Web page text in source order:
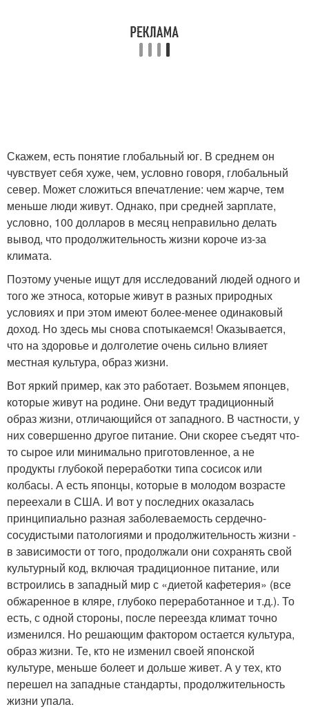
Скажем, есть понятие глобальный юг. В среднем он
чувствует себя хуже, чем, условно говоря, глобальный
север. Может сложиться впечатление: чем жарче, тем
меньше люди живут. Однако, при средней зарплате,
условно, 100 долларов в месяц неправильно делать
вывод, что продолжительность жизни короче из-за
климата.
Поэтому ученые ищут для исследований людей одного и
того же этноса, которые живут в разных природных
условиях и при этом имеют более-менее одинаковый
доход. Но здесь мы снова спотыкаемся! Оказывается,
что на здоровье и долголетие очень сильно влияет
местная культура, образ жизни.
Вот яркий пример, как это работает. Возьмем японцев,
которые живут на родине. Они ведут традиционный
образ жизни, отличающийся от западного. В частности, у
них совершенно другое питание. Они скорее съедят что-
то сырое или минимально приготовленное, а не
продукты глубокой переработки типа сосисок или
колбасы. А есть японцы, которые в молодом возрасте
переехали в США. И вот у последних оказалась
принципиально разная заболеваемость сердечно-
сосудистыми патологиями и продолжительность жизни -
в зависимости от того, продолжали они сохранять свой
культурный код, включая традиционное питание, или
встроились в западный мир с «диетой кафетерия» (все
обжаренное в кляре, глубоко переработанное и т.д.). То
есть, с одной стороны, после переезда климат точно
изменился. Но решающим фактором остается культура,
образ жизни. Те, кто не изменил своей японской
культуре, меньше болеет и дольше живет. А у тех, кто
перешел на западные стандарты, продолжительность
жизни упала.